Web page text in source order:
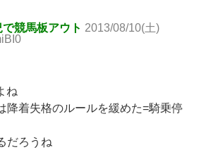
競馬板アウト 2013/08/10(土)
ね
降着失格のルールを緩めた=騎乗停
だろうね